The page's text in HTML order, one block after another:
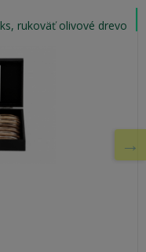
rukoväť olivové drevo